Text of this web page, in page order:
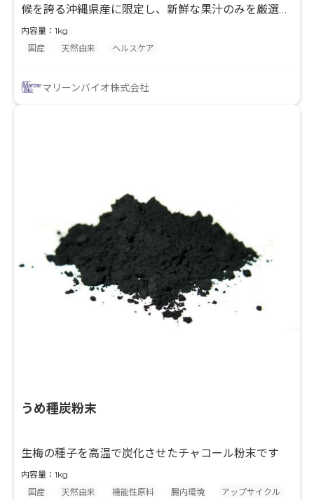
候を誇る沖縄県産に限定し、新鮮な果汁のみを厳選ブ
レンド・スプレードライ加工で仕上げた果汁粉末で
す。 ☆南国リゾート沖縄を代表する5種のトロピカル
ユーザーへの安心感、特別感のイメージ付与に貢献
内容量：1kg
国産
天然由来 ヘルスケア
マリーンバイオ株式会社
うめ種炭粉末
生梅の種子を高温で炭化させたチャコール粉末です
内容量：1kg
国産
天然由来 機能性原料 腸内環境 アップサイクル